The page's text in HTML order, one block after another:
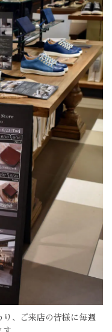
、ご来店の皆様に毎週